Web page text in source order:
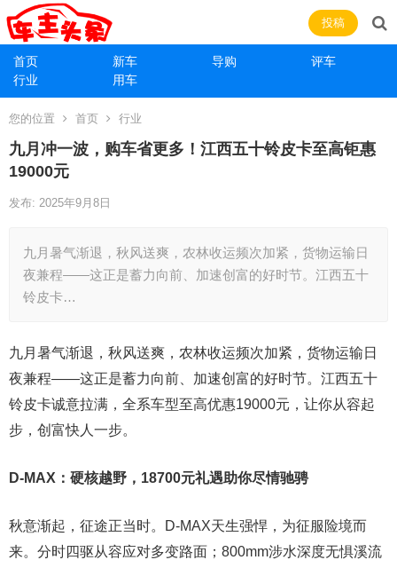
首页 新车 导购
评车
行业
用车
投稿
您的位置 首页 行业
九月冲一波，购车省更多！江西五十铃皮卡至高钜惠
19000元
发布: 2025年9月8日
九月暑气渐退，秋风送爽，农林收运频次加紧，货物运输日
夜兼程——这正是蓄力向前、加速创富的好时节。江西五十
铃皮卡…
九月暑气渐退，秋风送爽，农林收运频次加紧，货物运输日
夜兼程——这正是蓄力向前、加速创富的好时节。江西五十
铃皮卡诚意拉满，全系车型至高优惠19000元，让你从容起
步，创富快人一步。
D-MAX：硬核越野，18700元礼遇助你尽情驰骋
秋意渐起，征途正当时。D-MAX天生强悍，为征服险境而
来。分时四驱从容应对多变路面；800mm涉水深度无惧溪流